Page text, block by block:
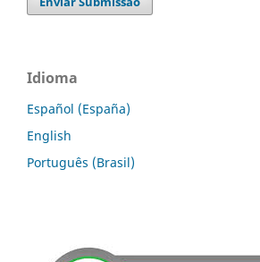
Idioma
Español (España)
English
Português (Brasil)